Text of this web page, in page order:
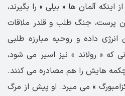
آلمان ها « بیلی » را بگیرند،
پرست، جنگ طلب و قلدر ملاقات
داده و روحیه مبارزه طلبی
که « رولاند » نیز اسیر می شود،
هایش را هم مصادره می کنند.
» می میرد. او پیش از مرگ